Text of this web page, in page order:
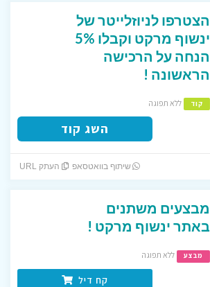
הצטרפו לניוזלייטר של
ינשוף מרקט וקבלו 5%
הנחה על הרכישה
הראשונה !
קוד ללא תפוגה
השג קוד
שיתוף בוואטסאפ העתק URL
מבצעים משתנים
באתר ינשוף מרקט !
מבצע ללא תפוגה
קח דיל